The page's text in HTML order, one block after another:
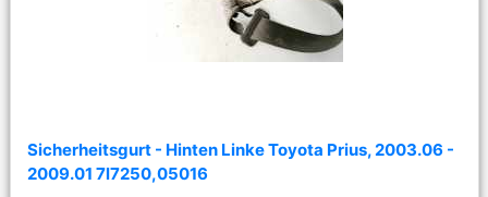
Sicherheitsgurt - Hinten Linke Toyota Prius, 2003.06 -
2009.01 7l7250,05016